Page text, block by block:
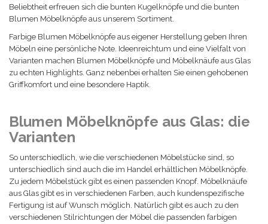
Beliebtheit erfreuen sich die bunten Kugelknöpfe und die bunten
Blumen Möbelknöpfe aus unserem Sortiment.
Farbige Blumen Möbelknöpfe aus eigener Herstellung geben Ihren
Möbeln eine persönliche Note. Ideenreichtum und eine Vielfalt von
Varianten machen Blumen Möbelknöpfe und Möbelknäufe aus Glas
zu echten Highlights. Ganz nebenbei erhalten Sie einen gehobenen
Griffkomfort und eine besondere Haptik.
Blumen Möbelknöpfe aus Glas: die
Varianten
So unterschiedlich, wie die verschiedenen Möbelstücke sind, so
unterschiedlich sind auch die im Handel erhältlichen Möbelknöpfe.
Zu jedem Möbelstück gibt es einen passenden Knopf. Möbelknäufe
aus Glas gibt es in verschiedenen Farben, auch kundenspezifische
Fertigung ist auf Wunsch möglich. Natürlich gibt es auch zu den
verschiedenen Stilrichtungen der Möbel die passenden farbigen